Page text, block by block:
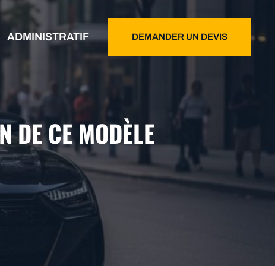
ADMINISTRATIF DEMANDER UN DEVIS
DE CE MODÈLE